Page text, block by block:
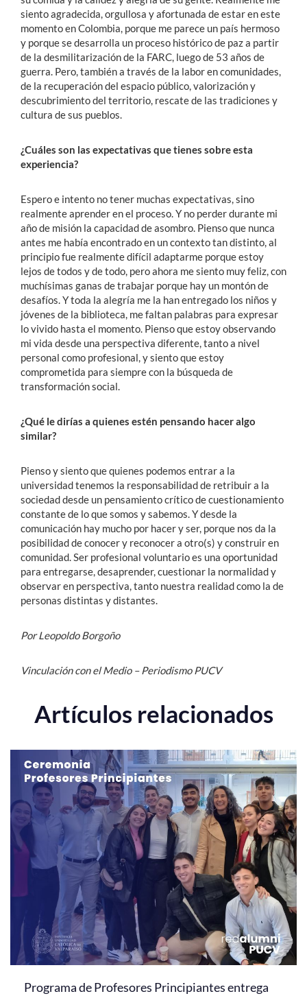
siento agradecida, orgullosa y afortunada de estar en este
momento en Colombia, porque me parece un país hermoso
y porque se desarrolla un proceso histórico de paz a partir
de la desmilitarización de la FARC, luego de 53 años de
guerra. Pero, también a través de la labor en comunidades,
de la recuperación del espacio público, valorización y
descubrimiento del territorio, rescate de las tradiciones y
cultura de sus pueblos.
¿Cuáles son las expectativas que tienes sobre esta
experiencia?
Espero e intento no tener muchas expectativas, sino
realmente aprender en el proceso. Y no perder durante mi
año de misión la capacidad de asombro. Pienso que nunca
antes me había encontrado en un contexto tan distinto, al
principio fue realmente difícil adaptarme porque estoy
lejos de todos y de todo, pero ahora me siento muy feliz, con
muchísimas ganas de trabajar porque hay un montón de
desafíos. Y toda la alegría me la han entregado los niños y
jóvenes de la biblioteca, me faltan palabras para expresar
lo vivido hasta el momento. Pienso que estoy observando
mi vida desde una perspectiva diferente, tanto a nivel
personal como profesional, y siento que estoy
comprometida para siempre con la búsqueda de
transformación social.
¿Qué le dirías a quienes estén pensando hacer algo
similar?
Pienso y siento que quienes podemos entrar a la
universidad tenemos la responsabilidad de retribuir a la
sociedad desde un pensamiento crítico de cuestionamiento
constante de lo que somos y sabemos. Y desde la
comunicación hay mucho por hacer y ser, porque nos da la
posibilidad de conocer y reconocer a otro(s) y construir en
comunidad. Ser profesional voluntario es una oportunidad
para entregarse, desaprender, cuestionar la normalidad y
observar en perspectiva, tanto nuestra realidad como la de
personas distintas y distantes.
Por Leopoldo Borgoño
Vinculación con el Medio – Periodismo PUCV
Artículos relacionados
Programa de Profesores Principiantes entrega